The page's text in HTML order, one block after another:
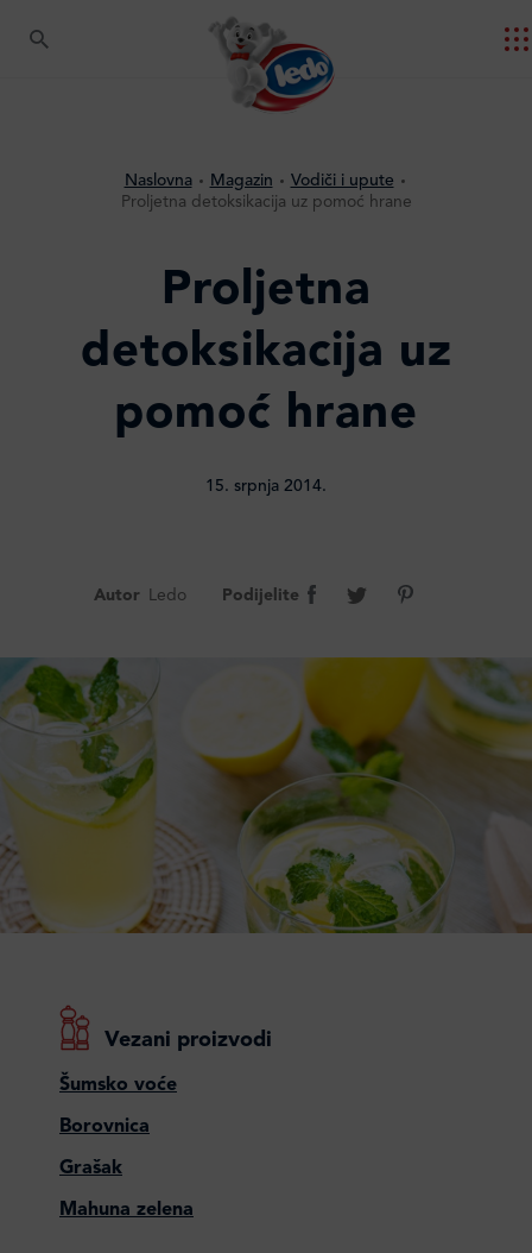
Naslovna Magazin
Vodiči i upute
Proljetna detoksikacija uz pomoć hrane
Proljetna
detoksikacija uz
pomoć hrane
15. srpnja 2014.
Autor Ledo Podijelite
Vezani proizvodi
Šumsko voće
Borovnica
Grašak
Mahuna zelena